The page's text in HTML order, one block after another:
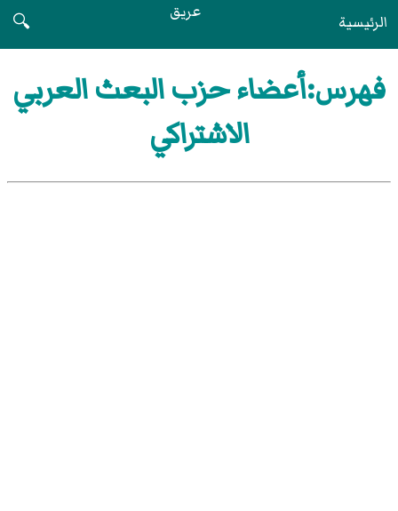
الرئيسية عريق
🔍
فهرس:أعضاء حزب البعث العربي
الاشتراكي